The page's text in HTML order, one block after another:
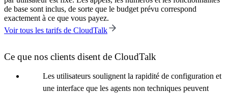
de base sont inclus, de sorte que le budget prévu correspond
exactement à ce que vous payez.
Voir tous les tarifs de CloudTalk
Ce que nos clients disent de CloudTalk
Les utilisateurs soulignent la rapidité de configuration et
une interface que les agents non techniques peuvent